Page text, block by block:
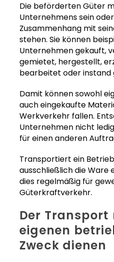
Die beförderten Güter
Unternehmens sein
Zusammenhang mit
stehen. Sie können
Unternehmen gekauft,
gemietet, hergestellt,
bearbeitet oder instand
Damit können sowohl
auch eingekaufte
Werkverkehr fallen.
Unternehmen nicht
für einen anderen
Transportiert ein
ausschließlich die Ware
dies regelmäßig für
Güterkraftverkehr.
Der Transport
eigenen
Zweck dienen